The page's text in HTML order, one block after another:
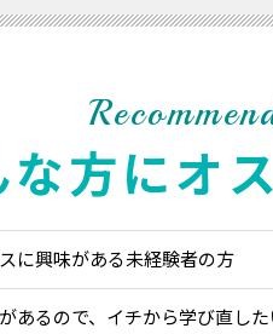
な方にオ
に興味がある未経験者の方
あるので、イチから学び直し